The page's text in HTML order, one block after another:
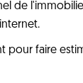
de
pour faire